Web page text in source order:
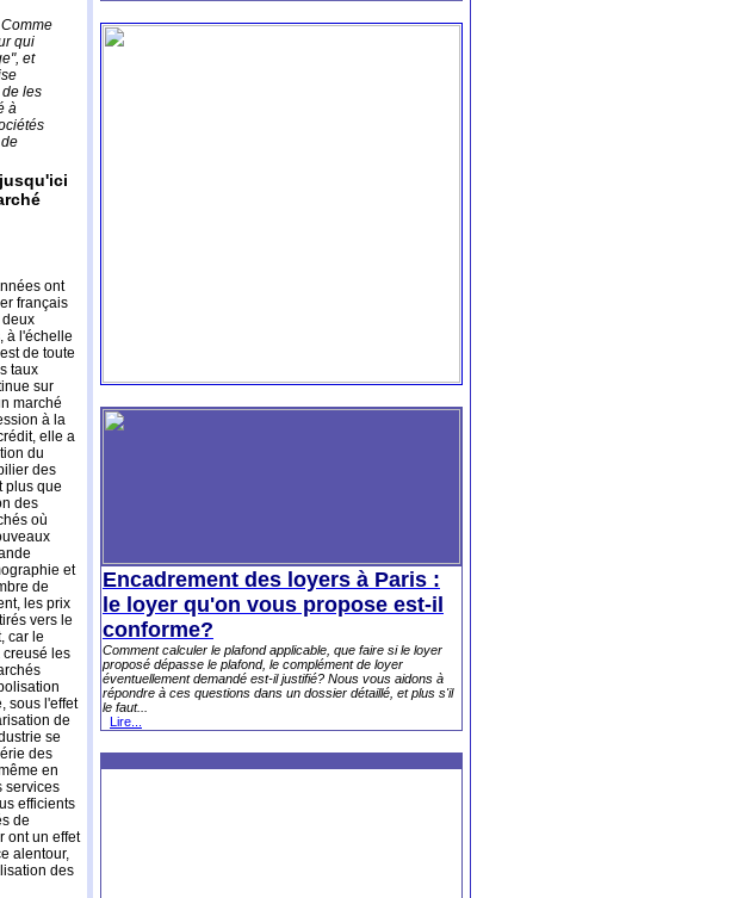
qui
et
les
à
ont
français
deux
à l'échelle
de toute
taux
sur
marché
à la
elle a
du
des
plus que
des
où
et
de
les prix
vers le
car le
les
sous l'effet
de
se
des
en
services
efficients
de
ont un effet
alentour,
des
Encadrement des loyers à Paris :
le loyer qu'on vous propose est-il
conforme?
Comment calculer le plafond applicable, que faire si le loyer
proposé dépasse le plafond, le complément de loyer
éventuellement demandé est-il justifié? Nous vous aidons à
répondre à ces questions dans un dossier détaillé, et plus s'il
le faut...
Lire...